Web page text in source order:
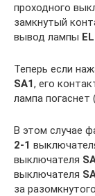
проходного
замкнутый
вывод лампы
Теперь если
SA1, его
лампа погаснет
В этом случае
2-1
выключателя
выключателя
за